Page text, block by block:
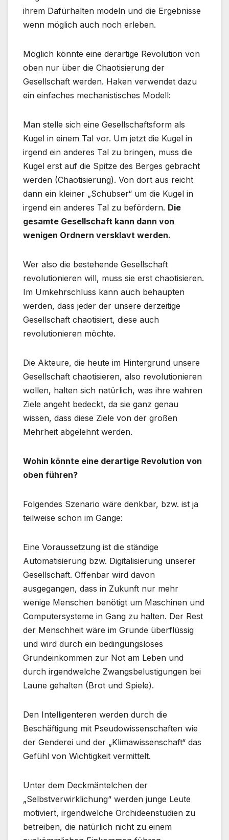
ihrem Dafürhalten modeln und die Ergebnisse
wenn möglich auch noch erleben.
Möglich könnte eine derartige Revolution von
oben nur über die Chaotisierung der
Gesellschaft werden. Haken verwendet dazu
ein einfaches mechanistisches Modell:
Man stelle sich eine Gesellschaftsform als
Kugel in einem Tal vor. Um jetzt die Kugel in
irgend ein anderes Tal zu bringen, muss die
Kugel erst auf die Spitze des Berges gebracht
werden (Chaotisierung). Von dort aus reicht
dann ein kleiner „Schubser“ um die Kugel in
irgend ein anderes Tal zu befördern. Die
gesamte Gesellschaft kann dann von
wenigen Ordnern versklavt werden.
Wer also die bestehende Gesellschaft
revolutionieren will, muss sie erst chaotisieren.
Im Umkehrschluss kann auch behaupten
werden, dass jeder der unsere derzeitige
Gesellschaft chaotisiert, diese auch
revolutionieren möchte.
Die Akteure, die heute im Hintergrund unsere
Gesellschaft chaotisieren, also revolutionieren
wollen, halten sich natürlich, was ihre wahren
Ziele angeht bedeckt, da sie ganz genau
wissen, dass diese Ziele von der großen
Mehrheit abgelehnt werden.
Wohin könnte eine derartige Revolution von
oben führen?
Folgendes Szenario wäre denkbar, bzw. ist ja
teilweise schon im Gange:
Eine Voraussetzung ist die ständige
Automatisierung bzw. Digitalisierung unserer
Gesellschaft. Offenbar wird davon
ausgegangen, dass in Zukunft nur mehr
wenige Menschen benötigt um Maschinen und
Computersysteme in Gang zu halten. Der Rest
der Menschheit wäre im Grunde überflüssig
und wird durch ein bedingungsloses
Grundeinkommen zur Not am Leben und
durch irgendwelche Zwangsbelustigungen bei
Laune gehalten (Brot und Spiele).
Den Intelligenteren werden durch die
Beschäftigung mit Pseudowissenschaften wie
der Genderei und der „Klimawissenschaft“ das
Gefühl von Wichtigkeit vermittelt.
Unter dem Deckmäntelchen der
„Selbstverwirklichung“ werden junge Leute
motiviert, irgendwelche Orchideenstudien zu
betreiben, die natürlich nicht zu einem